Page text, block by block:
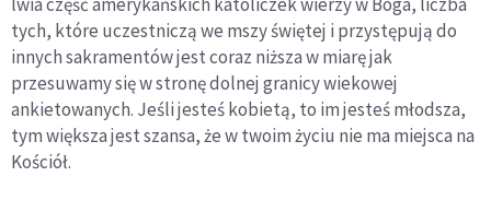
tych, które uczestniczą we mszy świętej i przystępują do
innych sakramentów jest coraz niższa w miarę jak
przesuwamy się w stronę dolnej granicy wiekowej
ankietowanych. Jeśli jesteś kobietą, to im jesteś młodsza,
tym większa jest szansa, że w twoim życiu nie ma miejsca na
Kościół.